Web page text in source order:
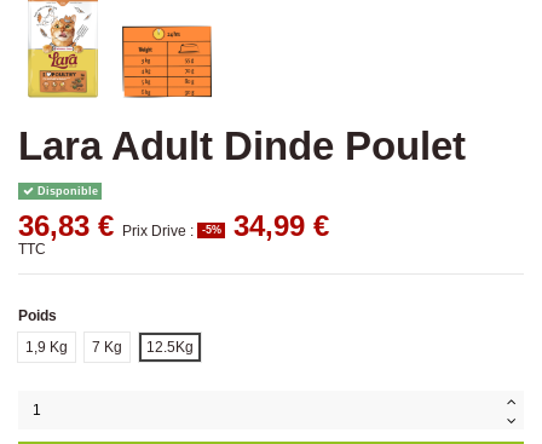
Lara Adult Dinde Poulet
Disponible
36,83 € Prix Drive : -5% 34,99 €
TTC
Poids
1,9 Kg
7 Kg 12.5Kg